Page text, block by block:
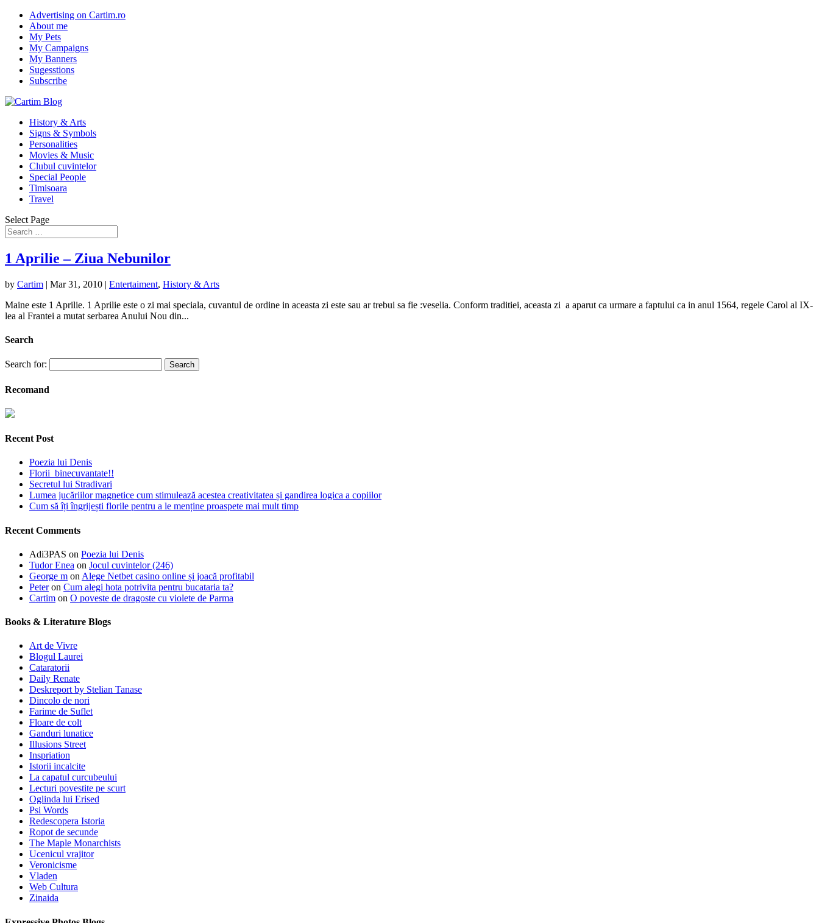
Advertising on Cartim.ro
About me
My Pets
My Campaigns
My Banners
Sugesstions
Subscribe
History & Arts
Signs & Symbols
Personalities
Movies & Music
Clubul cuvintelor
Special People
Timisoara
Travel
Select Page
1 Aprilie – Ziua Nebunilor
by Cartim | Mar 31, 2010 | Entertaiment, History & Arts
Maine este 1 Aprilie. 1 Aprilie este o zi mai speciala, cuvantul de ordine in aceasta zi este sau ar trebui sa fie :veselia. Conform traditiei, aceasta zi a aparut ca urmare a faptului ca in anul 1564, regele Carol al IX-
lea al Frantei a mutat serbarea Anului Nou din...
Search
Search for:
Recomand
Recent Post
Poezia lui Denis
Florii binecuvantate!!
Secretul lui Stradivari
Lumea jucăriilor magnetice cum stimulează acestea creativitatea și gandirea logica a copiilor
Cum să îți îngrijești florile pentru a le menține proaspete mai mult timp
Recent Comments
Adi3PAS on Poezia lui Denis
Tudor Enea on Jocul cuvintelor (246)
George m on Alege Netbet casino online și joacă profitabil
Peteron Cum alegi hota potrivita pentru bucataria ta?
Cartim on O poveste de dragoste cu violete de Parma
Books & Literature Blogs
Art de Vivre
Blogul Laurei
Cataratorii
Daily Renate
Deskreport by Stelian Tanase
Dincolo de nori
Farime de Suflet
Floare de colt
Ganduri lunatice
Illusions Street
Inspriation
Istorii incalcite
La capatul curcubeului
Lecturi povestite pe scurt
Oglinda lui Erised
Psi Words
Redescopera Istoria
Ropot de secunde
The Maple Monarchists
Ucenicul vrajitor
Veronicisme
Vladen
Web Cultura
Zinaida